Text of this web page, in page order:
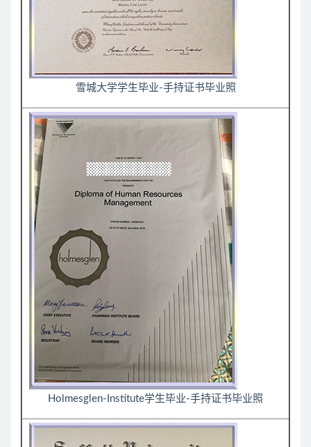
雪城大学学生毕业-手持证书毕业照
Holmesglen-Institute学生毕业-手持证书毕业照